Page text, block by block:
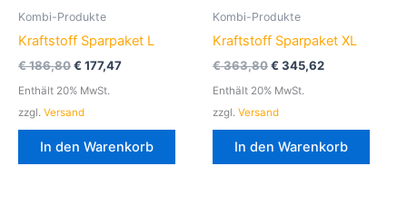
Kombi-Produkte
Kraftstoff Sparpaket L
€186,80€ 177,47
Enthält 20% MwSt.
zzgl. Versand
In den Warenkorb
Kombi-Produkte
Kraftstoff Sparpaket XL
€363,80€ 345,62
Enthält 20% MwSt.
zzgl. Versand
In den Warenkorb